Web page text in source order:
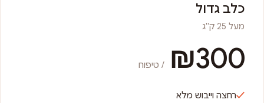
כלב גדול
מעל 25 ק"ג
₪300 / טיפוח
רחצה וייבוש מלא